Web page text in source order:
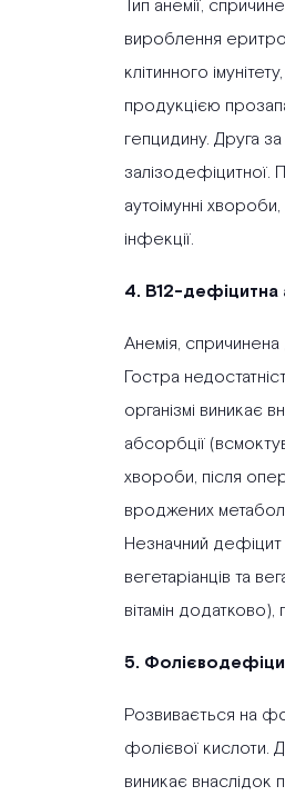
Тип анемії,
вироблення
клітинного
продукцією
гепцидину. Друга
залізодефіцитної.
аутоімунні хвороби,
інфекції.
4. B12-дефіцитна
Анемія, спричинена
Гостра
організмі виникає
абсорбції
хвороби, після
вроджених
Незначний дефіцит
вегетаріанців та
вітамін додатково),
5.
Розвивається на
фолієвої кислоти.
виникає внаслідок